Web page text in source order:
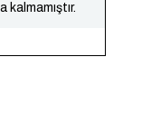
kalmamıştır.